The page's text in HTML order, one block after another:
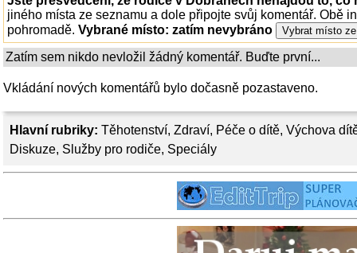
Hlavní rubriky: Těhotenství, Zdraví, Péče o dítě, Výchova
Diskuze, Služby pro rodiče, Speciály
jiného místa ze seznamu a dole připojte svůj komentář. Obě
pohromadě. Vybrané místo: zatím nevybráno
Zatím sem nikdo nevložil žádný komentář. Buďte první...
Vkládání nových komentářů bylo dočasně pozastaveno.